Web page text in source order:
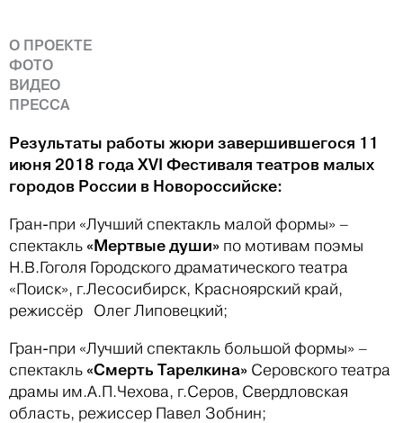
О ПРОЕКТЕ
ФОТО
ВИДЕО
ПРЕССА
Результаты работы жюри завершившегося 11
июня 2018 года XVI Фестиваля театров малых
городов России в Новороссийске:
Гран-при «Лучший спектакль малой формы» –
спектакль «Мертвые души» по мотивам поэмы
Н.В.Гоголя Городского драматического театра
«Поиск», г.Лесосибирск, Красноярский край,
режиссёр Олег Липовецкий;
Гран-при «Лучший спектакль большой формы» –
спектакль «Смерть Тарелкина» Серовского театра
драмы им.А.П.Чехова, г.Серов, Свердловская
область, режиссер Павел Зобнин;